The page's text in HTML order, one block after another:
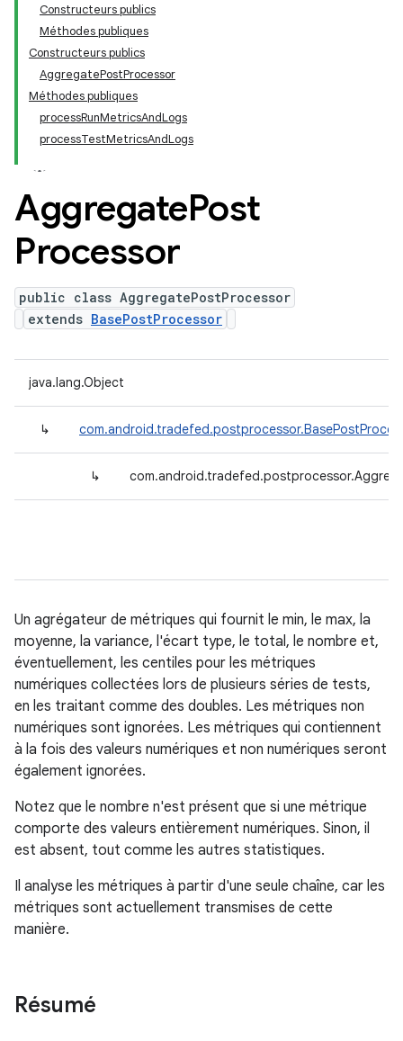
Constructeurs publics
Méthodes publiques
Constructeurs publics
AggregatePostProcessor
Méthodes publiques
processRunMetricsAndLogs
processTestMetricsAndLogs
AggregatePost
Processor
public class AggregatePostProcessor
extends BasePostProcessor
java.lang.Object
↳
↳
Un agrégateur de métriques qui fournit le min, le max, la
moyenne, la variance, l'écart type, le total, le nombre et,
éventuellement, les centiles pour les métriques
numériques collectées lors de plusieurs séries de tests,
en les traitant comme des doubles. Les métriques non
numériques sont ignorées. Les métriques qui contiennent
à la fois des valeurs numériques et non numériques seront
également ignorées.
Notez que le nombre n'est présent que si une métrique
comporte des valeurs entièrement numériques. Sinon, il
est absent, tout comme les autres statistiques.
Il analyse les métriques à partir d'une seule chaîne, car les
métriques sont actuellement transmises de cette
manière.
Résumé